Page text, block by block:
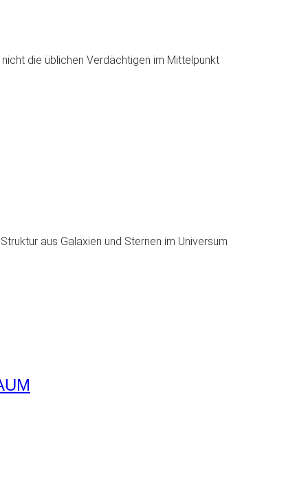
die üblichen Verdächtigen im Mittelpunkt
aus Galaxien und Sternen im Universum